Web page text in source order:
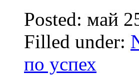
Posted: май
Filled under:
по успех